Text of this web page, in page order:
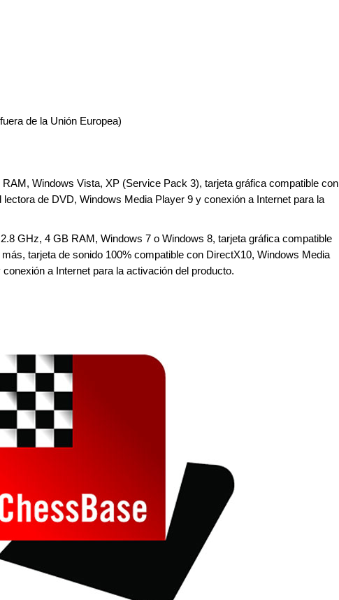
de la Unión Europea)
Windows Vista, XP (Service Pack 3), tarjeta gráfica compatible con
de DVD, Windows Media Player 9 y conexión a Internet para la
GHz, 4 GB RAM, Windows 7 o Windows 8, tarjeta gráfica compatible
tarjeta de sonido 100% compatible con DirectX10, Windows Media
a Internet para la activación del producto.